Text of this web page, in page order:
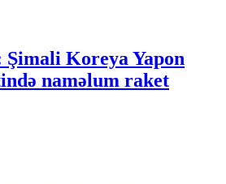
Koreya Yapon
naməlum raket